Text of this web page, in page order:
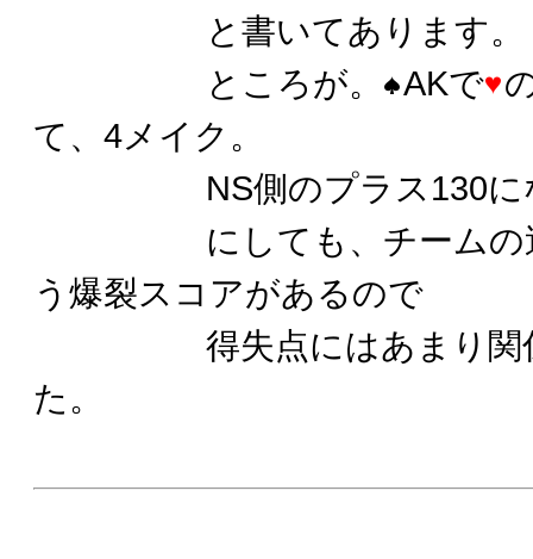
と書いてあります。
ところが。
AKで
て、4メイク。
NS側のプラス130にな
にしても、チームの逆
う爆裂スコアがあるので
得失点にはあまり関係
た。